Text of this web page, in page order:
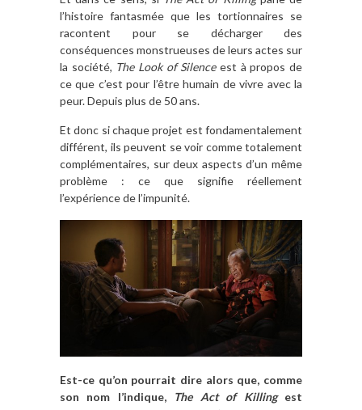
l’histoire fantasmée que les tortionnaires se
racontent pour se décharger des
conséquences monstrueuses de leurs actes sur
la société, The Look of Silenceest à propos de
ce que c’est pour l’être humain de vivre avec la
peur. Depuis plus de 50 ans.
Et donc si chaque projet est fondamentalement
différent, ils peuvent se voir comme totalement
complémentaires, sur deux aspects d’un même
problème : ce que signifie réellement
l’expérience de l’impunité.
Est-ce qu’on pourrait dire alors que, comme
son nom l’indique,
The Act of Killingest